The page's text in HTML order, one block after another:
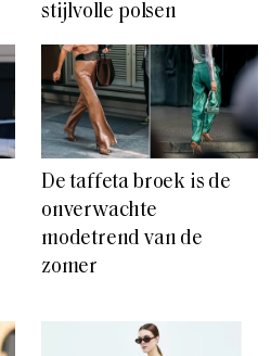
stijlvolle polsen
De taffeta broek is de
onverwachte
modetrend van de
zomer